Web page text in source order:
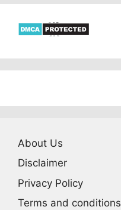
About Us
Disclaimer
Privacy Policy
Terms and conditions